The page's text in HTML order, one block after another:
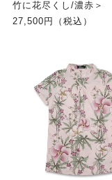
竹に花尽くし/濃赤＞
27,500円（税込）